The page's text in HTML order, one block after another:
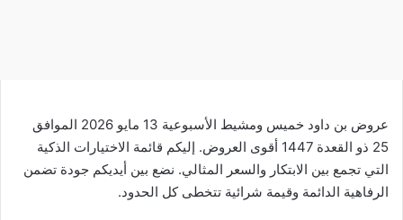
عروض بن داود خميس ومشيط الأسبوعية 13 مايو 2026 الموافق
25 ذو القعدة 1447 أقوى العروض. إليكم قائمة الاختيارات الذكية
التي تجمع بين الابتكار والسعر المثالي. نضع بين أيديكم جودة تضمن
الرفاهية الدائمة وقيمة شرائية تتخطى كل الحدود.